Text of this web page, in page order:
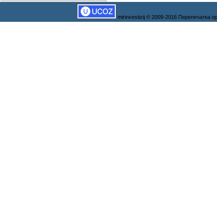
mirinvestizij © 2009-2016 Перепечатка